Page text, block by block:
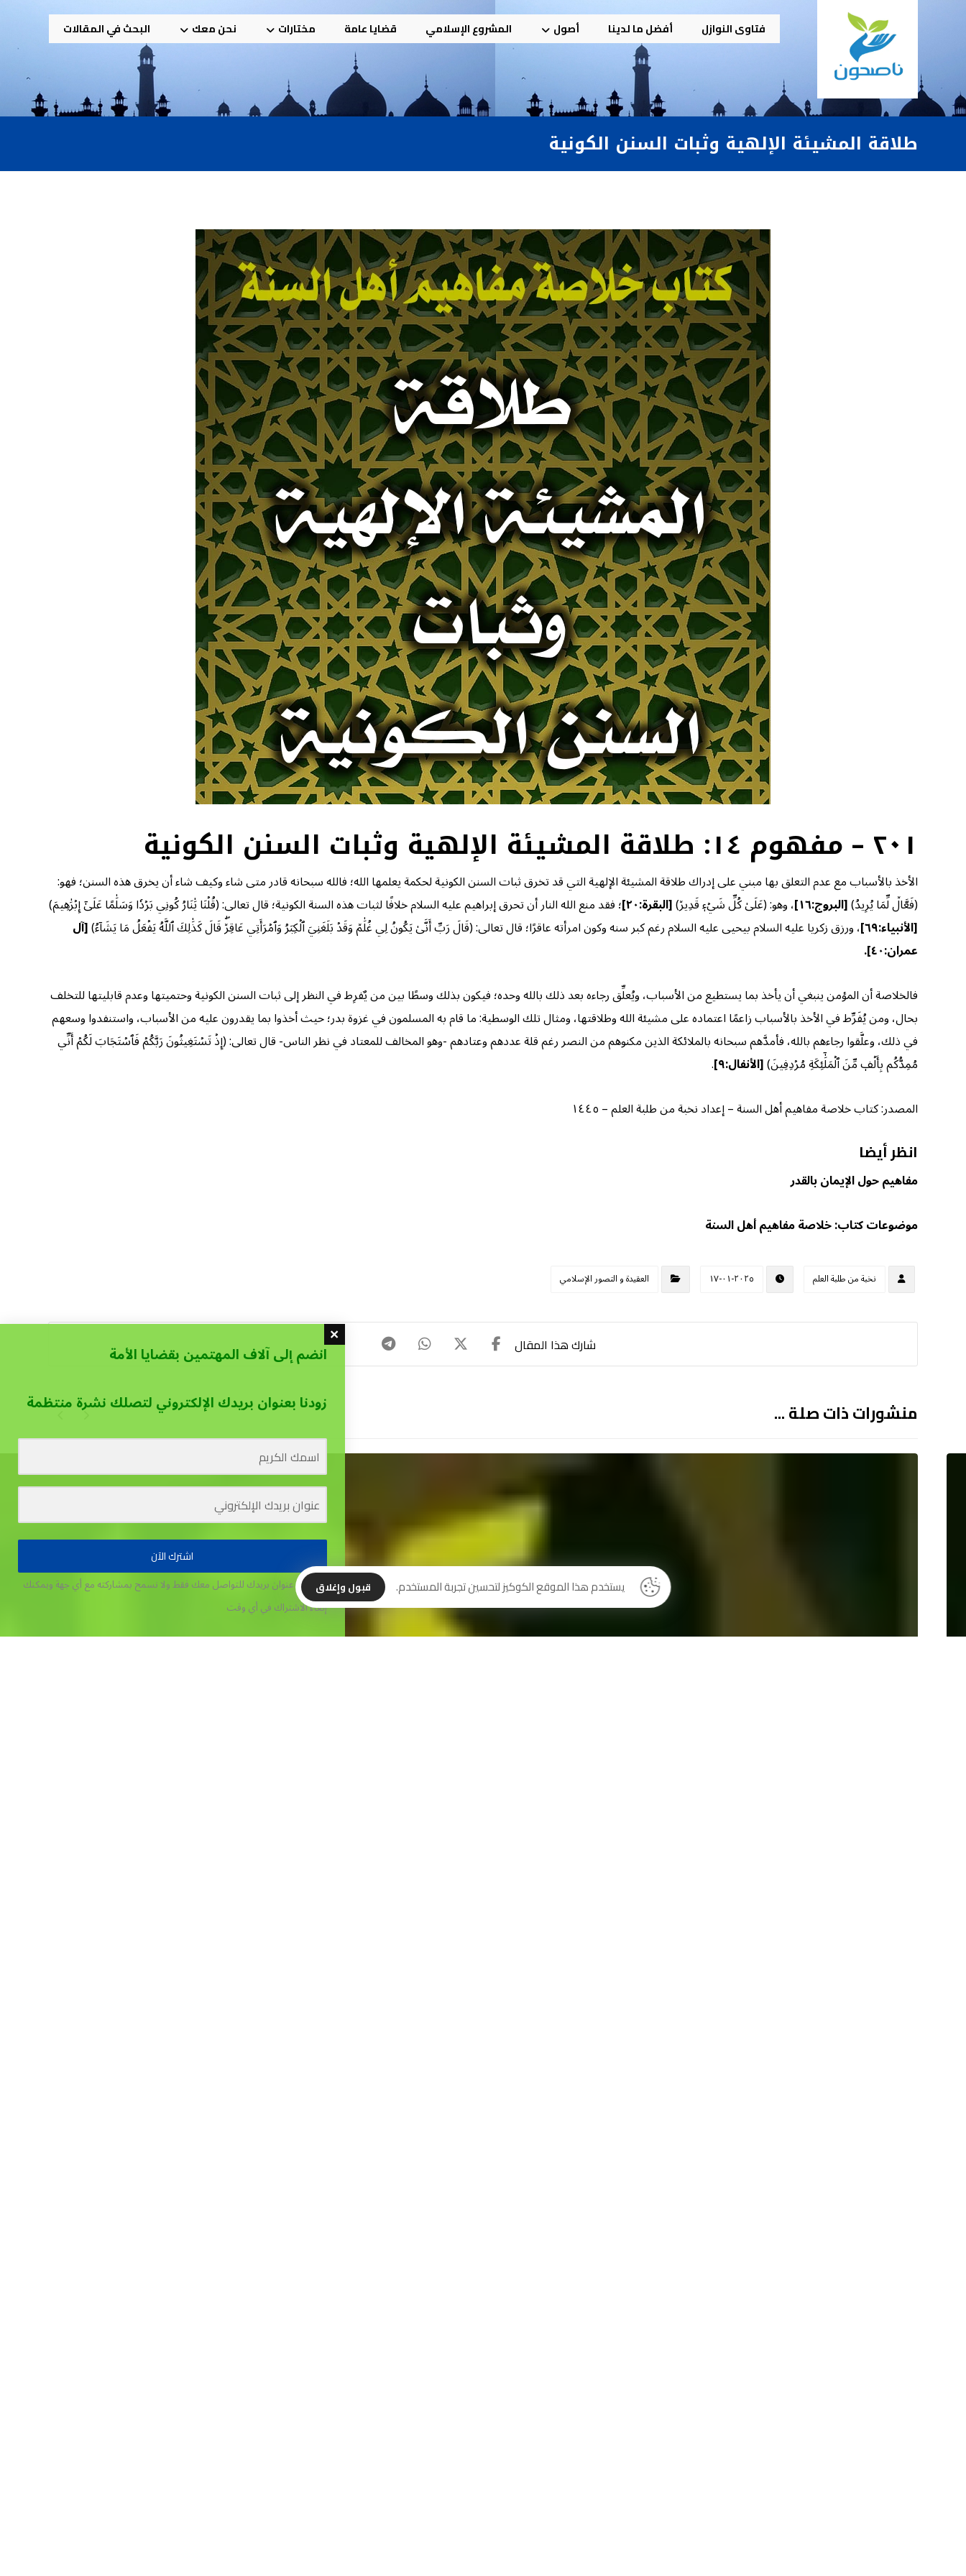
فتاوى النوازل أفضل ما لدينا أصول المشروع الإسلامي قضايا عامة مختارات نحن معك البحث في المقالات
طلاقة المشيئة الإلهية وثبات السنن الكونية
٢٠١ – مفهوم ١٤: طلاقة المشيئة الإلهية وثبات السنن الكونية
الأخذ بالأسباب مع عدم التعلق بها مبني على إدراك طلاقة المشيئة الإلهية التي قد تخرق ثبات السنن الكونية لحكمة يعلمها الله؛ فالله سبحانه قادر متى شاء وكيف شاء أن يخرق هذه السنن؛ فهو:
(فَعَّالٞ لِّمَا يُرِيدُ)[البروج:١٦] ، وهو: (عَلَىٰ كُلِّ شَيۡءٖ قَدِيرٞ)[البقرة:٢٠]
؛ فقد منع الله النار أن تحرق إبراهيم عليه السلام خلافًا لثبات هذه السنة الكونية؛ قال تعالى: (قُلۡنَا يَٰنَارُ كُونِي بَرۡدٗا وَسَلَٰمًا عَلَىٰٓ إِبۡرَٰهِيمَ)
[الأنبياء:٦٩]
، ورزق زكريا عليه السلام بيحيى عليه السلام رغم كبر سنه وكون امرأته عاقرًا؛ قال تعالى: (قَالَ رَبِّ أَنَّىٰ يَكُونُ لِي غُلَٰمٞ وَقَدۡ بَلَغَنِيَ ٱلۡكِبَرُ وَٱمۡرَأَتِي عَاقِرٞۖ قَالَ كَذَٰلِكَ ٱللَّهُ يَفۡعَلُ مَا يَشَآءُ)[آل
عمران:٤٠]
.
فالخلاصة أن المؤمن ينبغي أن يأخذ بما يستطيع من الأسباب، ويُعلِّق رجاءه بعد ذلك بالله وحده؛ فيكون بذلك وسطًا بين من يٌفرِط في النظر إلى ثبات السنن الكونية وحتميتها وعدم قابليتها للتخلف
بحال، ومن يُفَرِّط في الأخذ بالأسباب زاعمًا اعتماده على مشيئة الله وطلاقتها، ومثال تلك الوسطية: ما قام به المسلمون في غزوة بدر؛ حيث أخذوا بما يقدرون عليه من الأسباب، واستنفدوا وسعهم
في ذلك، وعلَّقوا رجاءهم بالله، فأمدَّهم سبحانه بالملائكة الذين مكنوهم من النصر رغم قلة عددهم وعتادهم -وهو المخالف للمعتاد في نظر الناس- قال تعالى: (إِذۡ تَسۡتَغِيثُونَ رَبَّكُمۡ فَٱسۡتَجَابَ لَكُمۡ أَنِّي
مُمِدُّكُم بِأَلۡفٖ مِّنَ ٱلۡمَلَٰٓئِكَةِ مُرۡدِفِينَ)[الأنفال:٩] .
المصدر: كتاب خلاصة مفاهيم أهل السنة – إعداد نخبة من طلبة العلم – ١٤٤٥
انظر أيضا
مفاهيم حول الإيمان بالقدر
موضوعات كتاب: خلاصة مفاهيم أهل السنة
نخبة من طلبة العلم ٢٠٢٥-٠١-١٧ العقيدة و التصور الإسلامي
منشورات ذات صلة ...
يستخدم هذا الموقع الكوكيز لتحسين تجربة المستخدم. قبول وإغلاق
انضم إلى آلاف المهتمين بقضايا الأمة
زودنا بعنوان بريدك الإلكتروني لتصلك نشرة منتظمة
اشترك الآن
نستخدم عنوان بريدك للتواصل معك فقط ولا نسمح بمشاركته مع أي جهةويمكنك
إلغاء الاشتراك في أي وقت